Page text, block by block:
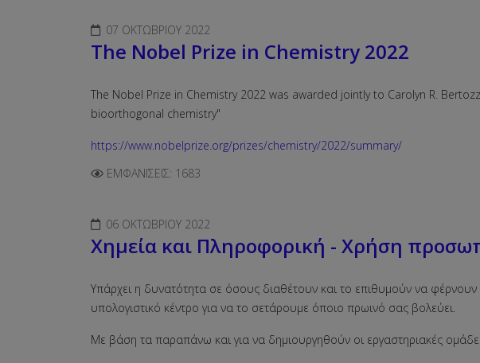
07 ΟΚΤΩΒΡΊΟΥ 2022
The Nobel Prize in Chemistry 2022
The Nobel Prize in Chemistry 2022 was awarded jointly to Carolyn R.
bioorthogonal chemistry"
https://www.nobelprize.org/prizes/chemistry/2022/summary/
ΕΜΦΑΝΊΣΕΙΣ: 1683
06 ΟΚΤΩΒΡΊΟΥ 2022
Χημεία και Πληροφορική - Χρήση
Υπάρχει η δυνατότητα σε όσους διαθέτουν και το επιθυμούν να
υπολογιστικό κέντρο για να το σετάρουμε όποιο πρωινό σας βολεύει.
Με βάση τα παραπάνω και για να δημιουργηθούν οι εργαστηριακές